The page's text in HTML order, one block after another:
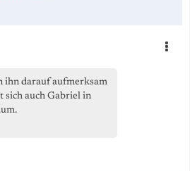
ihn darauf aufmerksam
sich auch Gabriel in